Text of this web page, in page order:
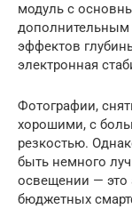
модуль с
дополнительным
эффектов
электронная
Фотографии,
хорошими, с
резкостью.
быть немного
освещении — это
бюджетных